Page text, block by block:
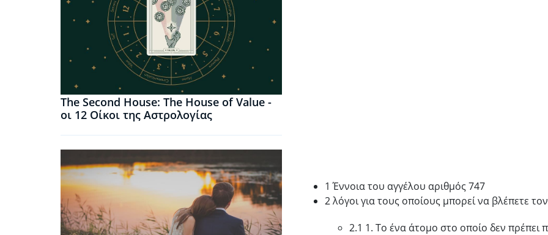
The Second House: The House of Value -
οι 12 Οίκοι της Αστρολογίας
1 Έννοια του αγγέλου αριθμός 747
2 λόγοι για τους οποίους μπορεί να βλέπετε
2.1 1. Το ένα άτομο στο οποίο δεν πρέπει